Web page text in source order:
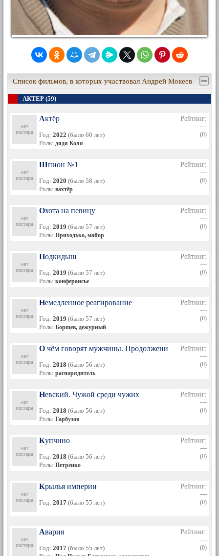
Список фильмов, в которых участвовал Андрей Мокеев
АКТЕР (59)
Актёр
Год: 2022 (было 60 лет)
Роль: дядя Коля
Рейтинг:
—
(0)
Шпион №1
Год: 2020 (было 58 лет)
Роль: вахтёр
Рейтинг:
—
(0)
Охота на певицу
Год: 2019 (было 57 лет)
Роль: Приходько, майор
Рейтинг:
—
(0)
Подкидыш
Год: 2019 (было 57 лет)
Роль: конферансье
Рейтинг:
—
(0)
Немедленное реагирование
Год: 2019 (было 57 лет)
Роль: Борщев, дежурный
Рейтинг:
—
(0)
О чём говорят мужчины. Продолжение
Год: 2018 (было 56 лет)
Роль: распорядитель
Рейтинг:
—
(0)
Невский. Чужой среди чужих
Год: 2018 (было 56 лет)
Роль: Гарбузов
Рейтинг:
—
(0)
Купчино
Год: 2018 (было 56 лет)
Роль: Петренко
Рейтинг:
—
(0)
Крылья империи
Год: 2017 (было 55 лет)
Рейтинг:
—
(0)
Авария
Год: 2017 (было 55 лет)
Рейтинг:
—
(0)